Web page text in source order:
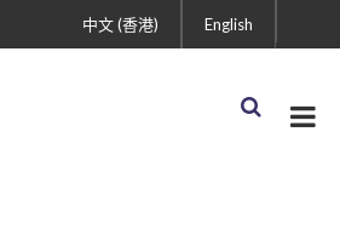
English
中文 (香港)